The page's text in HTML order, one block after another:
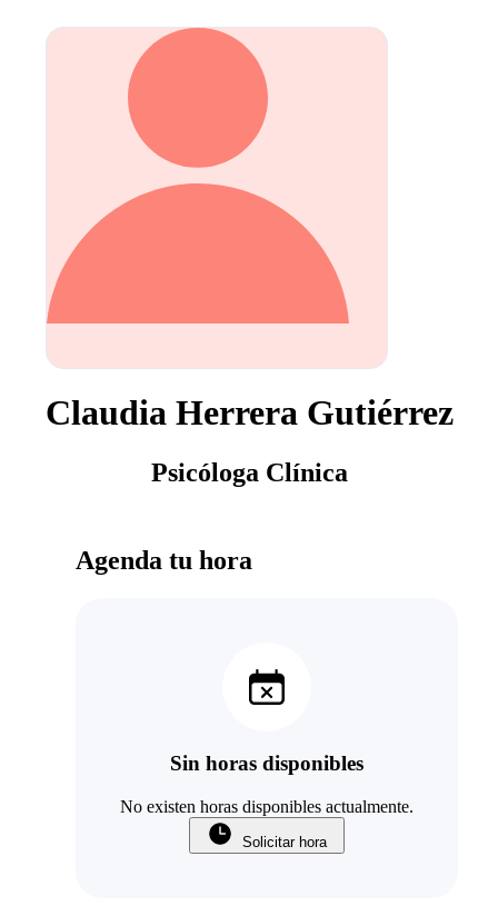
Claudia Herrera Gutiérrez
Psicóloga Clínica
Agenda tu hora
Sin horas disponibles
No existen horas disponibles actualmente.
Solicitar hora